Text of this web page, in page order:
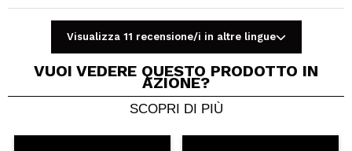
Condividi un video o una foto
Il tuo video potrebbe essere il primo. Immaginalo...
Visualizza 11 recensione/i in altre lingue
VUOI VEDERE QUESTO PRODOTTO IN
AZIONE?
SCOPRI DI PIÙ